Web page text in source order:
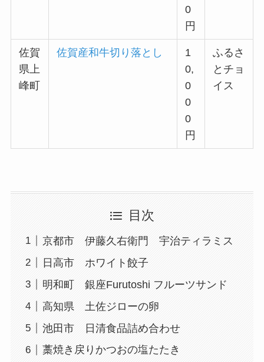
0
円
佐賀
県上
峰町
佐賀産和牛切り落とし
1
0,
0
0
0
円
ふるさ
とチョ
イス
目次
京都市 伊藤久右衛門 宇治ティラミス
日高市 ホワイト餃子
明和町 銀座Furutoshi フルーツサンド
高知県 土佐ジローの卵
池田市 日清食品詰め合わせ
藁焼き戻りかつおの塩たたき